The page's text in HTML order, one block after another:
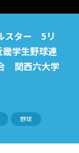
スター 5リ
学生野球連
関西六大学
野球